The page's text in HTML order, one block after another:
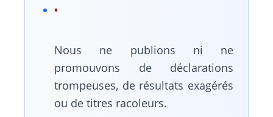
Nous ne publions ni ne
promouvons de déclarations
trompeuses, de résultats exagérés
ou de titres racoleurs.